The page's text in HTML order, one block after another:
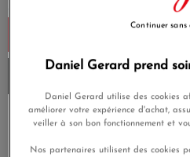
Ajouter au
Envoi sous 8
Livraison gratuite
Daniel Gerard prend
Daniel Gerard utilise des cookies
améliorer votre expérience d'achat,
veiller à son bon fonctionnement et
Nos partenaires utilisent des cookies
Continuer sans